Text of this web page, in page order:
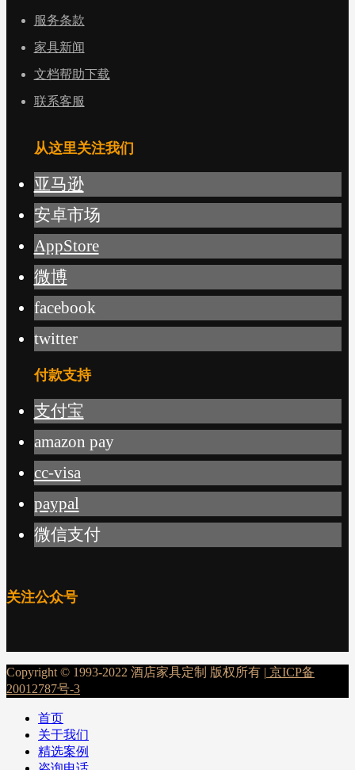
服务条款
家具新闻
文档帮助下载
联系客服
从这里关注我们
亚马逊
安卓市场
AppStore
微博
facebook
twitter
付款支持
支付宝
amazon pay
cc-visa
paypal
微信支付
关注公众号
Copyright © 1993-2022 酒店家具定制 版权所有 | 京ICP备
20012787号-3
首页
关于我们
精选案例